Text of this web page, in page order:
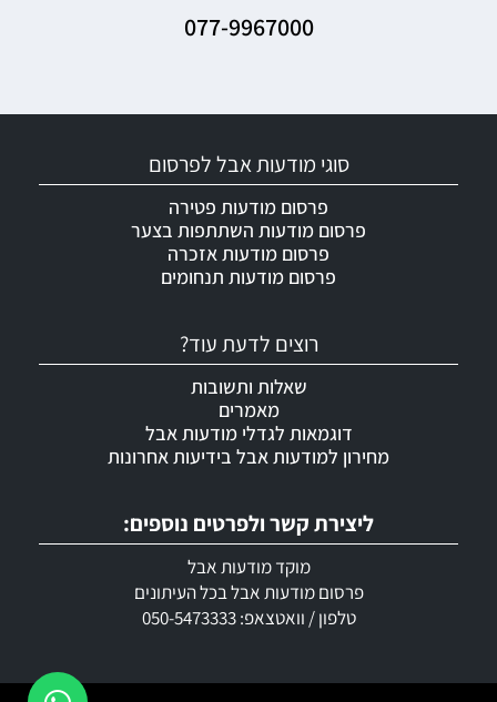
077-9967000
ליצירת קשר ולפרטים נוספים:
מוקד מודעות אבל
פרסום מודעות אבל בכל העיתונים
טלפון / וואטצאפ: 050-5473333
רוצים לדעת עוד?
שאלות ותשובות
מאמרים
דוגמאות לגדלי מודעות אבל
מחירון למודעות אבל בידיעות אחרונות
סוגי מודעות אבל לפרסום
פרסום מודעות פטירה
פרסום מודעות השתתפות בצער
פרסום מודעות אזכרה
פרסום מודעות תנחומים